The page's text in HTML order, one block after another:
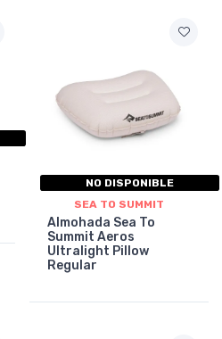
NO DISPONIBLE
SEA TO SUMMIT
Almohada Sea To
Summit Aeros
Ultralight Pillow
Regular